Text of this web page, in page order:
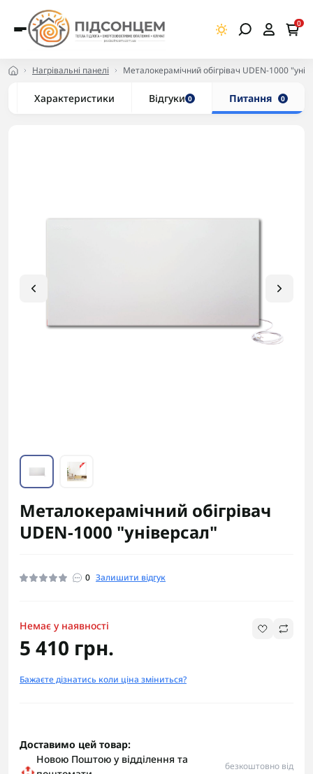
0
Нагрівальні панелі Металокерамічний обігрівач UDEN-1000
Характеристики Відгуки 0 Питання 0
Металокерамічний обігрівач
UDEN-1000 "універсал"
0 Залишити відгук
Немає у наявності
5 410 грн.
Бажаєте дізнатись коли ціна зміниться?
Доставимо цей товар:
Новою Поштою у відділення та
безкоштовно від